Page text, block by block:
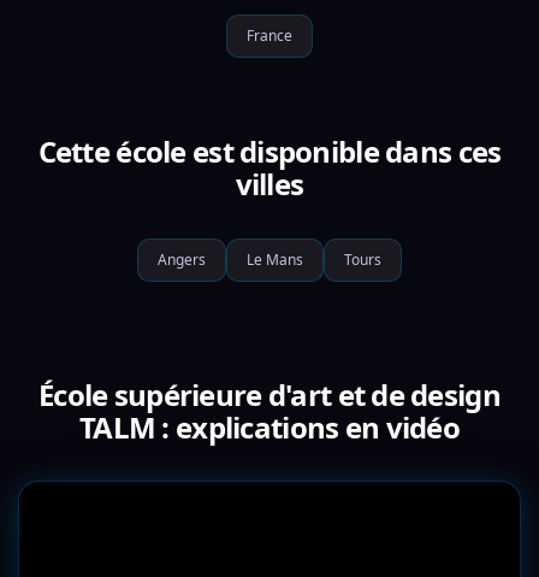
France
Cette école est disponible dans ces
villes
Angers Le Mans Tours
École supérieure d'art et de design
TALM : explications en vidéo